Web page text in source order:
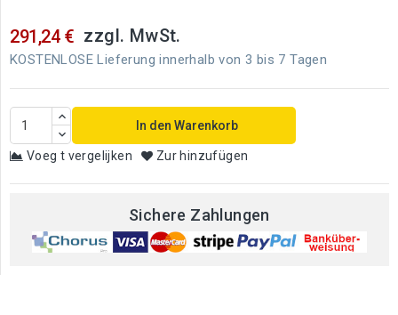
291,24 € zzgl. MwSt.
KOSTENLOSE Lieferung innerhalb von 3 bis 7 Tagen
In den Warenkorb
Voeg t vergelijken Zur hinzufügen
Sichere Zahlungen